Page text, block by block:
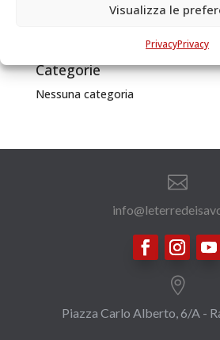
Visualizza le
PrivacyPrivacy
Categorie
Nessuna categoria


Piazza Carlo Alberto, 6/A -